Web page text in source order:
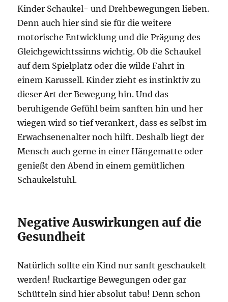
Kinder Schaukel- und Drehbewegungen lieben.
Denn auch hier sind sie für die weitere
motorische Entwicklung und die Prägung des
Gleichgewichtssinns wichtig. Ob die Schaukel
auf dem Spielplatz oder die wilde Fahrt in
einem Karussell. Kinder zieht es instinktiv zu
dieser Art der Bewegung hin. Und das
beruhigende Gefühl beim sanften hin und her
wiegen wird so tief verankert, dass es selbst im
Erwachsenenalter noch hilft. Deshalb liegt der
Mensch auch gerne in einer Hängematte oder
genießt den Abend in einem gemütlichen
Schaukelstuhl.
Negative Auswirkungen auf die
Gesundheit
Natürlich sollte ein Kind nur sanft geschaukelt
werden! Ruckartige Bewegungen oder gar
Schütteln sind hier absolut tabu! Denn schon